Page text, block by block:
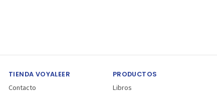
TIENDA VOYALEER
Contacto
PRODUCTOS
Libros